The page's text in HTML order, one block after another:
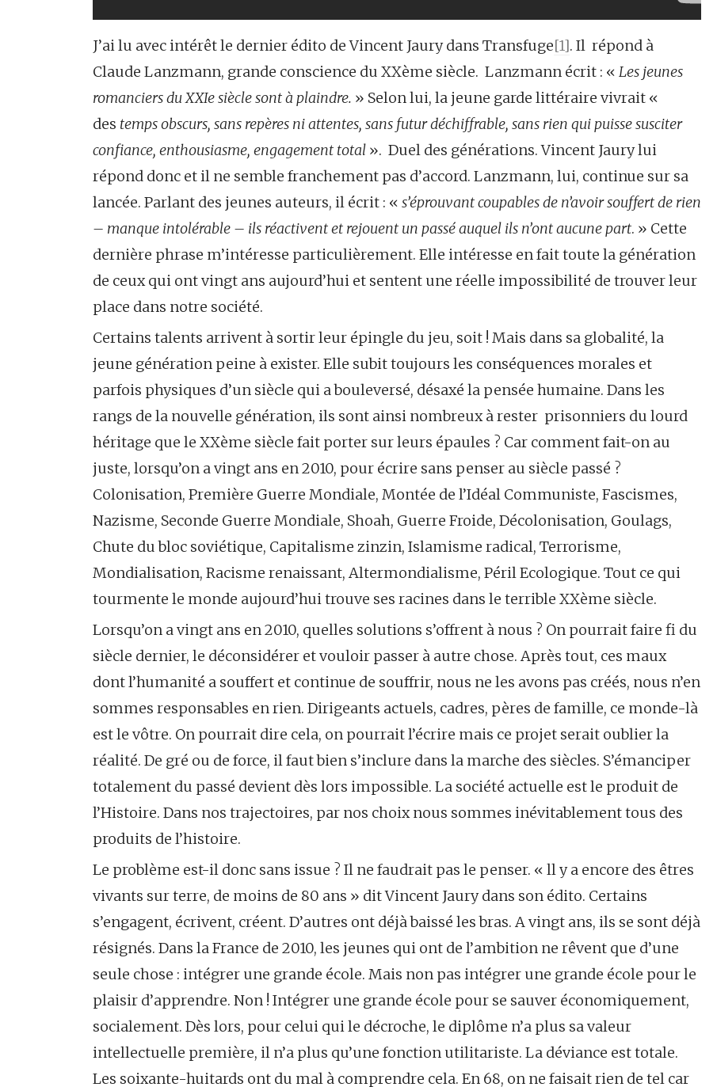
J’ai lu avec intérêt le dernier édito de Vincent Jaury dans Transfuge[1]. Il répond à
Claude Lanzmann, grande conscience du XXème siècle. Lanzmann écrit : « Les jeunes
romanciers du XXIe siècle sont à plaindre. » Selon lui, la jeune garde littéraire vivrait «
des temps obscurs, sans repères ni attentes, sans futur déchiffrable, sans rien qui puisse susciter
confiance, enthousiasme, engagement total ». Duel des générations. Vincent Jaury lui
répond donc et il ne semble franchement pas d’accord. Lanzmann, lui, continue sur sa
lancée. Parlant des jeunes auteurs, il écrit : « s’éprouvant coupables de n’avoir souffert de rien
– manque intolérable – ils réactivent et rejouent un passéauquel ils n’ont aucune part. » Cette
dernière phrase m’intéresse particulièrement. Elle intéresse en fait toute la génération
de ceux qui ont vingt ans aujourd’hui et sentent une réelle impossibilité de trouver leur
place dans notre société.
Certains talents arrivent à sortir leur épingle du jeu, soit ! Mais dans sa globalité, la
jeune génération peine à exister. Elle subit toujours les conséquences morales et
parfois physiques d’un siècle qui a bouleversé, désaxé la pensée humaine. Dans les
rangs de la nouvelle génération, ils sont ainsi nombreux à rester prisonniers du lourd
héritage que le XXème siècle fait porter sur leurs épaules ? Car comment fait-on au
juste, lorsqu’on a vingt ans en 2010, pour écrire sans penser au siècle passé ?
Colonisation, Première Guerre Mondiale, Montée de l’Idéal Communiste, Fascismes,
Nazisme, Seconde Guerre Mondiale, Shoah, Guerre Froide, Décolonisation, Goulags,
Chute du bloc soviétique, Capitalisme zinzin, Islamisme radical, Terrorisme,
Mondialisation, Racisme renaissant, Altermondialisme, Péril Ecologique. Tout ce qui
tourmente le monde aujourd’hui trouve ses racines dans le terrible XXème siècle.
Lorsqu’on a vingt ans en 2010, quelles solutions s’offrent à nous ? On pourrait faire fi du
siècle dernier, le déconsidérer et vouloir passer à autre chose. Après tout, ces maux
dont l’humanité a souffert et continue de souffrir, nous ne les avons pas créés, nous n’en
sommes responsables en rien. Dirigeants actuels, cadres, pères de famille, ce monde-là
est le vôtre. On pourrait dire cela, on pourrait l’écrire mais ce projet serait oublier la
réalité. De gré ou de force, il faut bien s’inclure dans la marche des siècles. S’émanciper
totalement du passé devient dès lors impossible. La société actuelle est le produit de
l’Histoire. Dans nos trajectoires, par nos choix nous sommes inévitablement tous des
produits de l’histoire.
Le problème est-il donc sans issue ? Il ne faudrait pas le penser. « ll y a encore des êtres
vivants sur terre, de moins de 80 ans » dit Vincent Jaury dans son édito. Certains
s’engagent, écrivent, créent. D’autres ont déjà baissé les bras. A vingt ans, ils se sont déjà
résignés. Dans la France de 2010, les jeunes qui ont de l’ambition ne rêvent que d’une
seule chose : intégrer une grande école. Mais non pas intégrer une grande école pour le
plaisir d’apprendre. Non ! Intégrer une grande école pour se sauver économiquement,
socialement. Dès lors, pour celui qui le décroche, le diplôme n’a plus sa valeur
intellectuelle première, il n’a plus qu’une fonction utilitariste. La déviance est totale.
Les soixante-huitards ont du mal à comprendre cela. En 68, on ne faisait rien de tel car